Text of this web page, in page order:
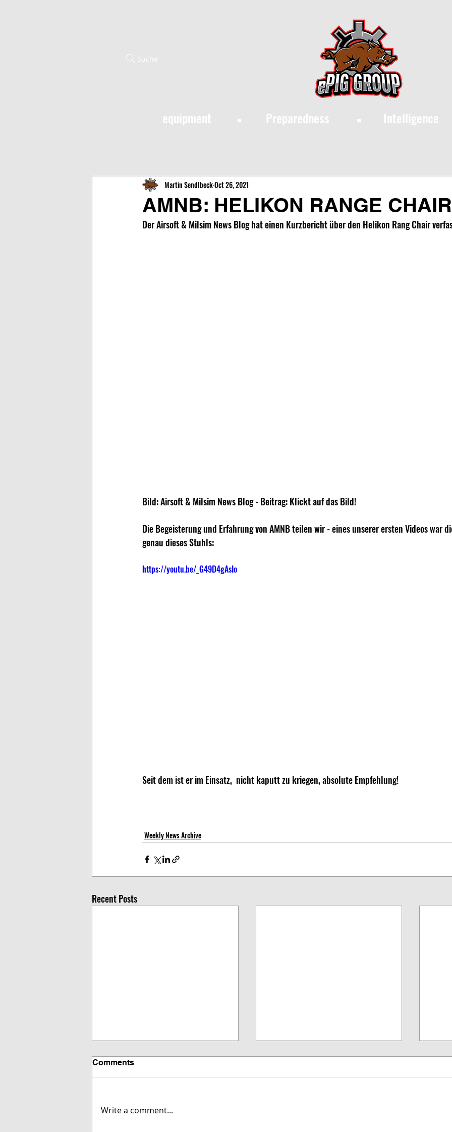
·
equipment Preparedness Intelligence
·
Suche
AMNB: HELIKON RANGE CHAIR
Martin SendlbeckOct 26, 2021
Der Airsoft & Milsim News Blog hat einen Kurzbericht über den Helikon Rang Chair
Bild: Airsoft & Milsim News Blog - Beitrag: Klickt auf das Bild!
Die Begeisterung und Erfahrung von AMNB teilen wir - eines unserer ersten Videos war
genau dieses Stuhls:
https://youtu.be/_G49D4gAsIo
Seit dem ist er im Einsatz,  nicht kaputt zu kriegen, absolute Empfehlung!
Weekly News Archive
Recent Posts
Comments
Write a comment...